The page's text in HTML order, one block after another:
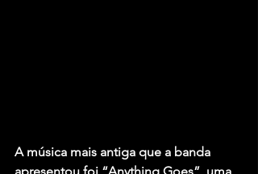
A música mais antiga que a banda